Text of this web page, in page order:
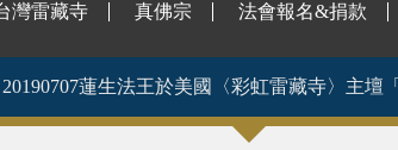
灣雷藏寺 真佛宗 法會報名&捐款
20190707蓮生法王於美國〈彩虹雷藏寺〉主壇